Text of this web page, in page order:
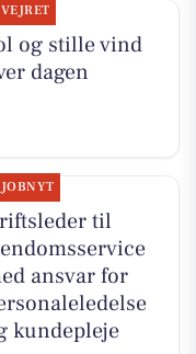
VEJRET
og stille vind
dagen
JOBNYT
til
ansvar for
kundepleje